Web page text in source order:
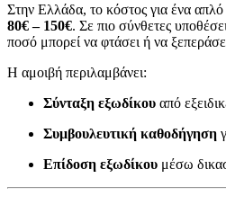
Στην Ελλάδα, το κόστος για ένα
80€ – 150€. Σε πιο σύνθετες
ποσό μπορεί να φτάσει ή να
Η αμοιβή περιλαμβάνει:
Σύνταξη εξωδίκου από
Συμβουλευτική καθοδήγηση
Επίδοση εξωδίκου μέσω